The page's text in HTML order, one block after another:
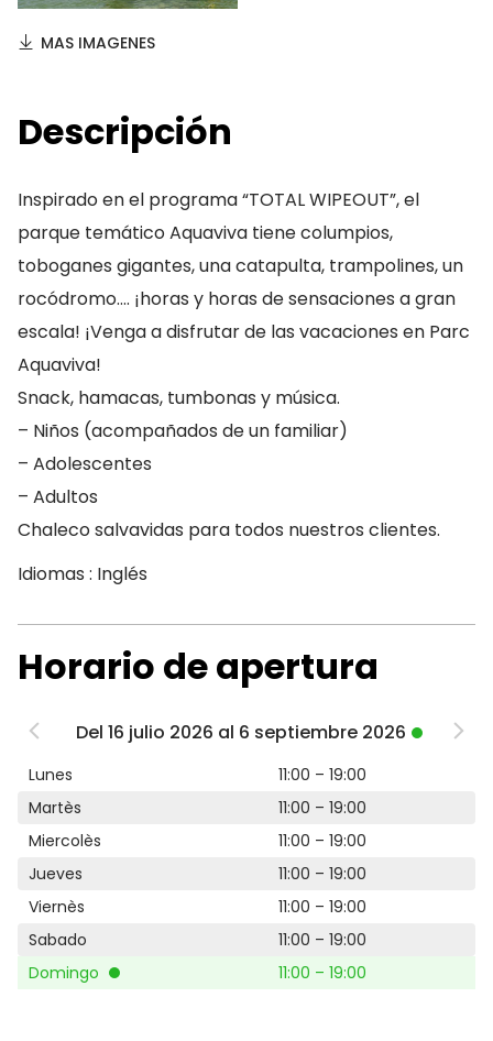
MAS IMAGENES
Descripción
Inspirado en el programa “TOTAL WIPEOUT”, el
parque temático Aquaviva tiene columpios,
toboganes gigantes, una catapulta, trampolines, un
rocódromo…. ¡horas y horas de sensaciones a gran
escala! ¡Venga a disfrutar de las vacaciones en Parc
Aquaviva!
Snack, hamacas, tumbonas y música.
– Niños (acompañados de un familiar)
– Adolescentes
– Adultos
Chaleco salvavidas para todos nuestros clientes.
Idiomas : Inglés
Horario de apertura
Del 16 julio 2026 al 6 septiembre 2026
Lunes
11:00 – 19:00
Martès
11:00 – 19:00
Miercolès
11:00 – 19:00
Jueves
11:00 – 19:00
Viernès
11:00 – 19:00
Sabado
11:00 – 19:00
Domingo
11:00 – 19:00